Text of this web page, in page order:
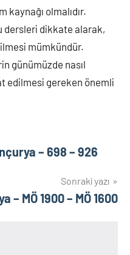
kaynağı olmalıdır.
dersleri dikkate alarak,
mümkündür.
günümüzde nasıl
edilmesi gereken önemli
– 698 – 926
Sonraki yazı
– MÖ 1900 – MÖ 1600